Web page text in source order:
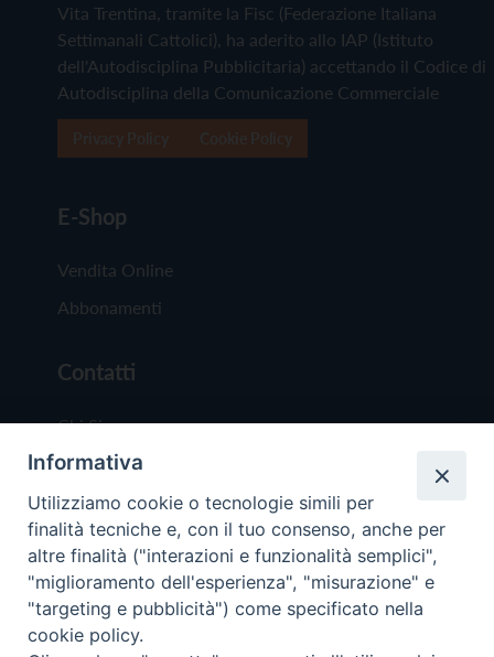
Vita Trentina, tramite la Fisc (Federazione Italiana
Settimanali Cattolici), ha aderito allo IAP (Istituto
dell'Autodisciplina Pubblicitaria) accettando il Codice di
Autodisciplina della Comunicazione Commerciale
E-Shop
Vendita Online
Abbonamenti
Contatti
Chi Siamo
Redazione
Scrivici
Copyright © 2019 - Tutti i diritti riservati - Vita
Informativa
Utilizziamo cookie o tecnologie simili per
finalità tecniche e, con il tuo consenso, anche per
altre finalità ("interazioni e funzionalità semplici",
"miglioramento dell'esperienza", "misurazione" e
"targeting e pubblicità") come specificato nella
cookie policy.